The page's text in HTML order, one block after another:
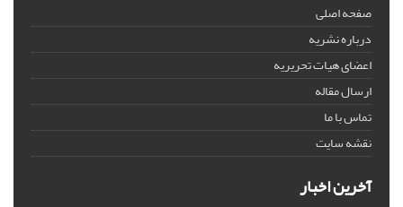
صفحه اصلی
درباره نشریه
اعضای هیات تحریریه
ارسال مقاله
تماس با ما
نقشه سایت
آخرین اخبار